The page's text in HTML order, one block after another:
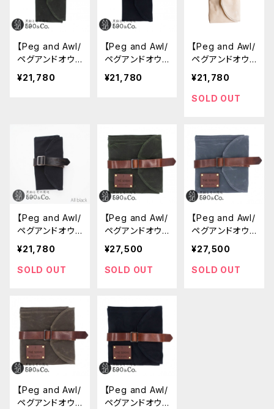
【Peg and Awl/
ペグアンドオウ
ル】The Senda
k Mini Artist R
¥21,780
【Peg and Awl/
ペグアンドオウ
ル】The Senda
k Mini Artist R
¥21,780
【Peg and Awl/
ペグアンドオウ
ル】The Senda
k Mini Artist R
oll (Almond)
¥21,780
SOLD OUT
【Peg and Awl/
ペグアンドオウ
ル】The Senda
k Mini Artist R
oll (オールブラ
¥21,780
SOLD OUT
【Peg and Awl/
ペグアンドオウ
ル】The Senda
k Artist Roll (M
oss)
¥27,500
SOLD OUT
【Peg and Awl/
ペグアンドオウ
ル】The Senda
k Artist Roll (Sl
ate)
¥27,500
SOLD OUT
【Peg and Awl/
ペグアンドオウ
【Peg and Awl/
ペグアンドオウ